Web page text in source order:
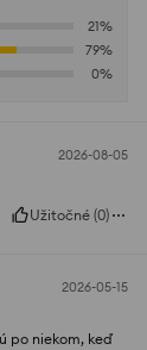
21%
79%
0%
2026-08-05
Užitočné (0)
2026-05-15
po niekom, keď